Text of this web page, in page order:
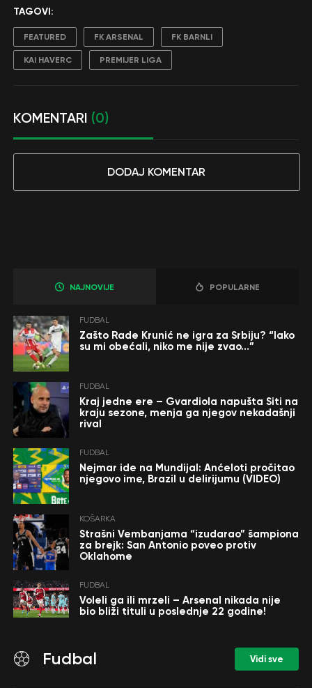
TAGOVI:
FEATURED FK ARSENAL FK BARNLI
KAI HAVERC PREMIJER LIGA
KOMENTARI (0)
DODAJ KOMENTAR
NAJNOVIJE POPULARNE
FUDBAL
Zašto Rade Krunić ne igra za Srbiju? “Iako
su mi obećali, niko me nije zvao…”
FUDBAL
Kraj jedne ere – Gvardiola napušta Siti na
kraju sezone, menja ga njegov nekadašnji
rival
FUDBAL
Nejmar ide na Mundijal: Anćeloti pročitao
njegovo ime, Brazil u delirijumu (VIDEO)
KOŠARKA
Strašni Vembanjama “izudarao” šampiona
za brejk: San Antonio poveo protiv
Oklahome
FUDBAL
Voleli ga ili mrzeli – Arsenal nikada nije
bio bliži tituli u poslednje 22 godine!
Fudbal Vidi sve